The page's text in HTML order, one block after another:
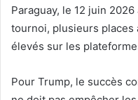
Paraguay, le 12 juin
tournoi, plusieurs
élevés sur les
Pour Trump, le succès